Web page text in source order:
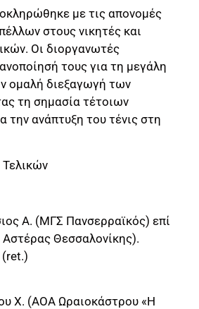
με τις απονομές
στους νικητές και
Οι διοργανωτές
τους για τη μεγάλη
ομαλή διεξαγωγή των
τη σημασία τέτοιων
την ανάπτυξη του τένις στη
Α. (ΜΓΣ Πανσερραϊκός) επί
Θεσσαλονίκης).
(ret.)
Χ. (ΑΟΑ Ωραιοκάστρου «Η